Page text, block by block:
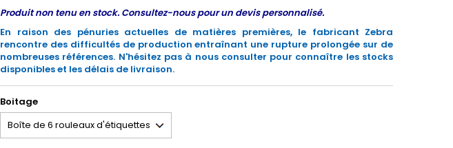
Produit non tenu en stock. Consultez-nous pour un devis personnalisé.
En raison des pénuries actuelles de matières premières, le fabricant Zebra
rencontre des difficultés de production entraînant une rupture prolongée sur de
nombreuses références. N'hésitez pas à nous consulter pour connaître les stocks
disponibles et les délais de livraison.
Boitage